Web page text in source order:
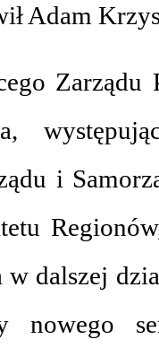
Adam
i
w dalszej
nowego